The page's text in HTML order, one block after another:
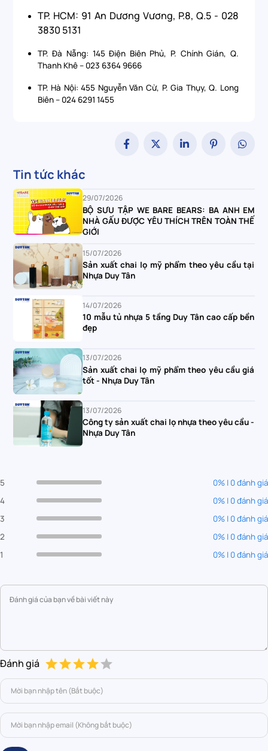
TP. HCM: 91 An Dương Vương, P.8, Q.5 - 028
3830 5131
TP. Đà Nẵng: 145 Điện Biên Phủ, P. Chính Gián, Q.
Thanh Khê – 023 6364 9666
TP. Hà Nội: 455 Nguyễn Văn Cừ, P. Gia Thụy, Q. Long
Biên – 024 6291 1455
Tin tức khác
29/07/2026
BỘ SƯU TẬP WE BARE BEARS: BA ANH EM
NHÀ GẤU ĐƯỢC YÊU THÍCH TRÊN TOÀN THẾ
GIỚI
15/07/2026
Sản xuất chai lọ mỹ phẩm theo yêu cầu tại
Nhựa Duy Tân
14/07/2026
10 mẫu tủ nhựa 5 tầng Duy Tân cao cấp bền
đẹp
13/07/2026
Sản xuất chai lọ mỹ phẩm theo yêu cầu giá
tốt - Nhựa Duy Tân
13/07/2026
Công ty sản xuất chai lọ nhựa theo yêu cầu -
Nhựa Duy Tân
5
0% | 0 đánh giá
4
0% | 0 đánh giá
3
0% | 0 đánh giá
2
0% | 0 đánh giá
1
0% | 0 đánh giá
Đánh giá